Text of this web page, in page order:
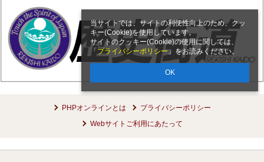
当サイトでは、サイトの利便性向上のため、クッ
キー(Cookie)を使用しています。
サイトのクッキー(Cookie)の使用に関しては、
「 プライバシーポリシー」をお読みください。
OK
PHPオンラインとは
プライバシーポリシー
Webサイトご利用にあたって